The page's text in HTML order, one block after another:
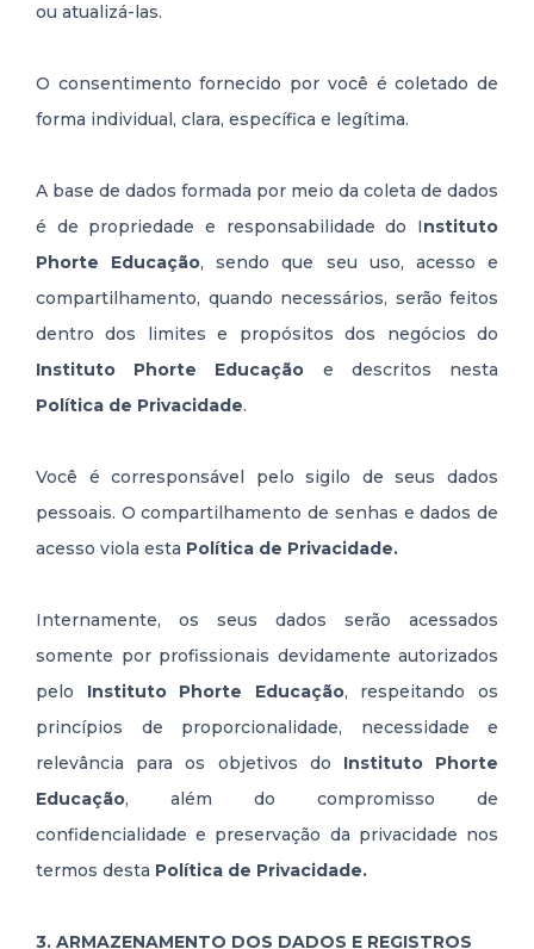
ou atualizá-las.
O consentimento fornecido por você é coletado de
forma individual, clara, específica e legítima.
A base de dados formada por meio da coleta de dados
é de propriedade e responsabilidade do Instituto
Phorte Educação, sendo que seu uso, acesso e
compartilhamento, quando necessários, serão feitos
dentro dos limites e propósitos dos negócios do
Instituto Phorte Educação e descritos nesta
Política de Privacidade.
Você é corresponsável pelo sigilo de seus dados
pessoais. O compartilhamento de senhas e dados de
acesso viola esta Política de Privacidade.
Internamente, os seus dados serão acessados
somente por profissionais devidamente autorizados
pelo Instituto Phorte Educação, respeitando os
princípios de proporcionalidade, necessidade e
relevância para os objetivos do Instituto Phorte
Educação, além do compromisso de
confidencialidade e preservação da privacidade nos
termos desta Política de Privacidade.
3. ARMAZENAMENTO DOS DADOS E REGISTROS